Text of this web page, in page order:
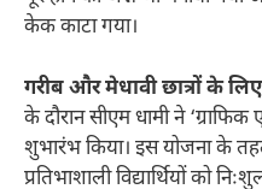
केक काटा गया।
गरीब और मेधावी छात्रों के
के दौरान सीएम धामी ने
शुभारंभ किया। इस योजना के
प्रतिभाशाली विद्यार्थियों को